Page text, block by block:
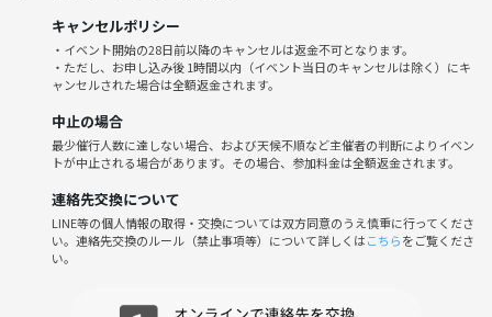
「河辺」にある北海道生まれの和食レストランで、十勝名物ぶた丼や海
鮮丼などを味わいます😋
【花のお寺であじさいを観賞👀】
境内のあじさい園には、ピンク・紫・青など色とりどりの花が咲いてい
ます🌼ぜひ、初夏の色を観賞しましょう👀
【酒蔵見学とおみやげタイム】
キャンセルポリシー
・イベント開始の28日前以降のキャンセルは返金不可となります。
・ただし、お申し込み後 1時間以内（イベント当日のキャンセルは除く）にキ
ャンセルされた場合は全額返金されます。
中止の場合
最少催行人数に達しない場合、および天候不順など主催者の判断によりイベン
トが中止される場合があります。その場合、参加料金は全額返金されます。
連絡先交換について
LINE等の個人情報の取得・交換については双方同意のうえ慎重に行ってくださ
い。連絡先交換のルール（禁止事項等）について詳しくはこちらをご覧くださ
い。